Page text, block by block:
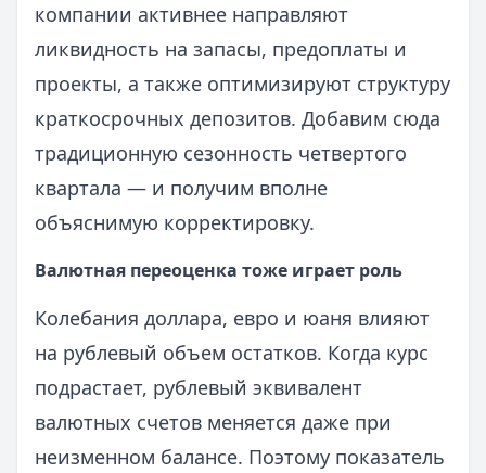
компании активнее направляют
ликвидность на запасы, предоплаты и
проекты, а также оптимизируют структуру
краткосрочных депозитов. Добавим сюда
традиционную сезонность четвертого
квартала — и получим вполне
объяснимую корректировку.
Валютная переоценка тоже играет роль
Колебания доллара, евро и юаня влияют
на рублевый объем остатков. Когда курс
подрастает, рублевый эквивалент
валютных счетов меняется даже при
неизменном балансе. Поэтому показатель